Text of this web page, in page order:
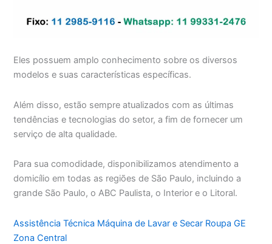
Eles possuem amplo conhecimento sobre os diversos
modelos e suas características específicas.
Além disso, estão sempre atualizados com as últimas
tendências e tecnologias do setor, a fim de fornecer um
serviço de alta qualidade.
Para sua comodidade, disponibilizamos atendimento a
domicílio em todas as regiões de São Paulo, incluindo a
grande São Paulo, o ABC Paulista, o Interior e o Litoral.
Assistência Técnica Máquina de Lavar e Secar Roupa GE
Zona Central